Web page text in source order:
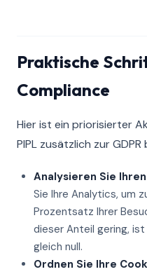
Praktische
Compliance
Hier ist ein priorisierter
PIPL zusätzlich zur
Analysieren Sie
Sie Ihre Analytics, um
Prozentsatz Ihrer
dieser Anteil gering, ist
gleich null.
Ordnen Sie Ihre